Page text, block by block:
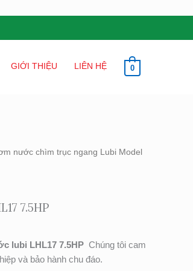
GIỚI THIỆU LIÊN HỆ 0
nước chìm trục ngang Lubi Model
7.5HP
lubi LHL17 7.5HP Chúng tôi cam
và bảo hành chu đáo.